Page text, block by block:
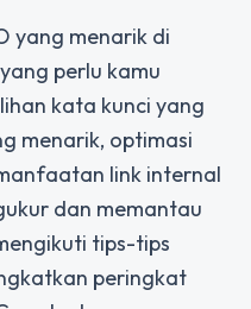
yang menarik di
perlu kamu
kata kunci yang
menarik, optimasi
link internal
dan memantau
tips-tips
peringkat